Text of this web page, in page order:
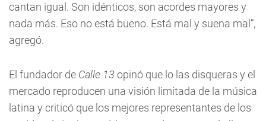
cantan igual. Son idénticos, son acordes mayores y
nada más. Eso no está bueno. Está mal y suena mal”,
agregó.
El fundador de Calle 13 opinó que lo las disqueras y el
mercado reproducen una visión limitada de la música
latina y criticó que los mejores representantes de los